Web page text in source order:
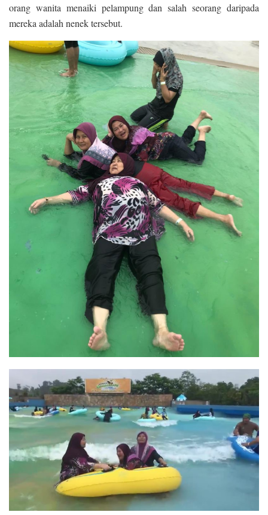
orang wanita menaiki pelampung dan salah seorang daripada
mereka adalah nenek tersebut.